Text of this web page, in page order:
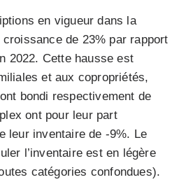
en vigueur dans la
de 23% par rapport
2022. Cette hausse est
et aux copropriétés,
bondi respectivement de
ont pour leur part
leur inventaire de -9%. Le
l’inventaire est en légère
catégories confondues).